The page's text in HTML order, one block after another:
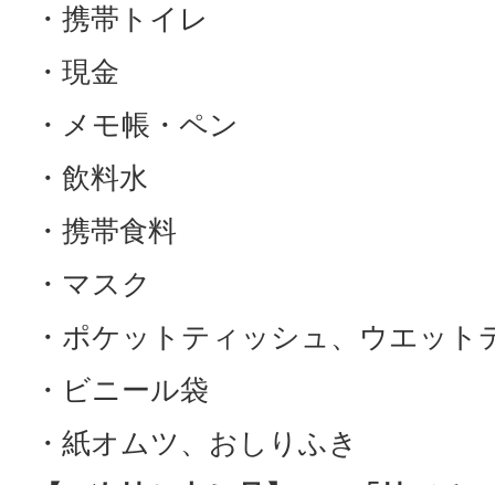
・携帯トイレ
・現金
・メモ帳・ペン
・飲料水
・携帯食料
・マスク
・ポケットティッシュ、ウエット
・ビニール袋
・紙オムツ、おしりふき